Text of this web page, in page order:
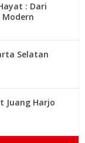
: Dari
Selatan
Juang Harjo